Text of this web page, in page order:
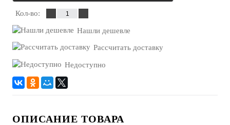
Кол-во:
Нашли дешевле
Рассчитать доставку
Недоступно
ОПИСАНИЕ ТОВАРА